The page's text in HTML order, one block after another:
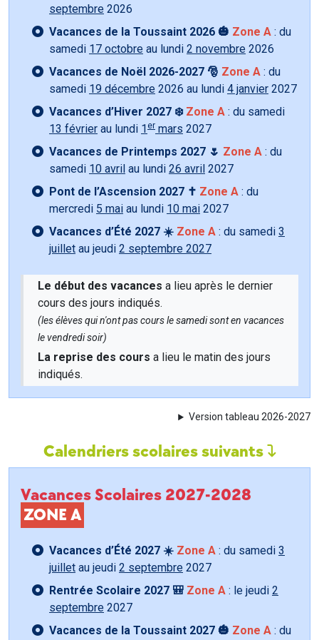
septembre 2026
Vacances de la Toussaint 2026 🎃 Zone A : du
samedi 17 octobre au lundi 2 novembre 2026
Vacances de Noël 2026-2027 🎅 Zone A : du
samedi 19 décembre 2026 au lundi 4 janvier 2027
Vacances d’Hiver 2027 ❄️ Zone A : du samedi
13 février au lundi 1 er mars 2027
Vacances de Printemps 2027 🌷 Zone A : du
samedi 10 avril au lundi 26 avril 2027
Pont de l’Ascension 2027 ✝️ Zone A : du
mercredi 5 mai au lundi 10 mai 2027
Vacances d’Été 2027 ☀️ Zone A : du samedi 3
juillet au jeudi 2 septembre 2027
Le début des vacances a lieu après le dernier
cours des jours indiqués.
(les élèves qui n'ont pas cours le samedi sont en vacances
le vendredi soir)
La reprise des cours a lieu le matin des jours
indiqués.
Version tableau 2026-2027
Calendriers scolaires suivants
Vacances Scolaires 2027-2028
ZONE A
Vacances d’Été 2027 ☀️ Zone A : du samedi 3
juillet au jeudi 2 septembre 2027
Rentrée Scolaire 2027 🎒 Zone A : le jeudi 2
septembre 2027
Vacances de la Toussaint 2027 🎃 Zone A : du